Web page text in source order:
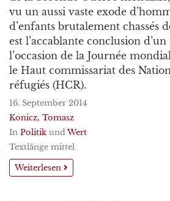
vu un aussi vaste exode
d’enfants brutalement chassés
est l’accablante conclusion
l’occasion de la Journée
le Haut commissariat des
réfugiés (HCR).
16. September 2014
Konicz, Tomasz
In Politik undWert
Textlänge mittel
Weiterlesen